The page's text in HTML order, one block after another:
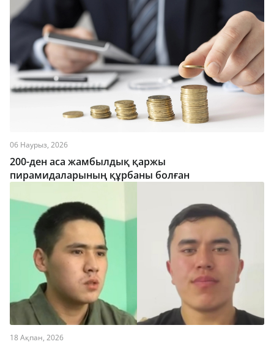
06 Наурыз, 2026
200-ден аса жамбылдық қаржы
пирамидаларының құрбаны болған
18 Ақпан, 2026